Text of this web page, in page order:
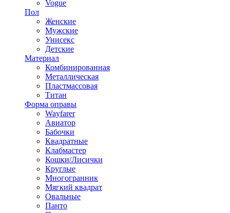
Vogue
Пол
Женские
Мужские
Унисекс
Детские
Материал
Комбинированная
Металлическая
Пластмассовая
Титан
Форма оправы
Wayfarer
Авиатор
Бабочки
Квадратные
Клабмастер
Кошки/Лисички
Круглые
Многогранник
Мягкий квадрат
Овальные
Панто